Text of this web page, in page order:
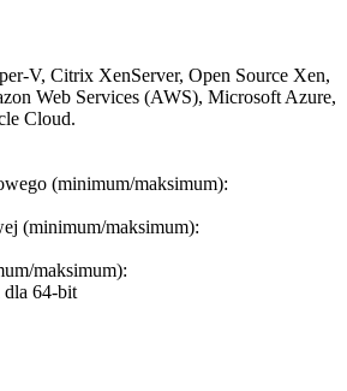
V, Citrix XenServer, Open Source Xen,
Web Services (AWS), Microsoft Azure,
Cloud.
(minimum/maksimum):
(minimum/maksimum):
maksimum):
64-bit